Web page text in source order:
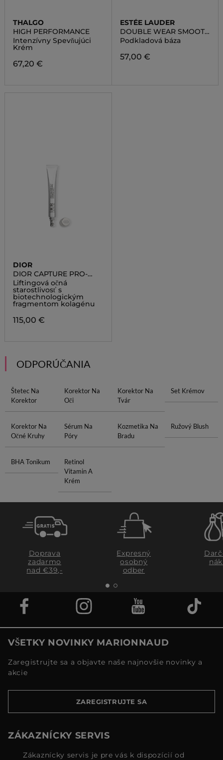
THALGO
HIGH PERFORMANCE
Intenzívny Spevňujúci
Krém
67,20 €
ESTÉE LAUDER
DOUBLE WEAR SMOOTH
& BLUR PRIMER
Podkladová báza
57,00 €
DIOR
DIOR CAPTURE PRO-
COLLAGEN SHOT
Liftingová očná
starostlivosť s
biotechnologickým
fragmentom kolagénu
115,00 €
ODPORÚČANIA
Štetec Na
Korektor
Korektor Na
Oči
Korektor Na
Tvár
Set Krémov
Korektor Na
Očné Kruhy
Sérum Na
Póry
Kozmetika Na
Bradu
Ružový Blush
BHA Tonikum
Retinol
Vitamin A
Krém
Doprava
zadarmo
nad €39,-
Expresný
osobný
odber
VŠETKY NOVINKY MARIONNAUD
Zaregistrujte sa a objavte naše najnovšie novinky a
akcie
ZAREGISTRUJTE SA
ZÁKAZNÍCKY SERVIS
Zákaznícky servis je pre vás k dispozícií od